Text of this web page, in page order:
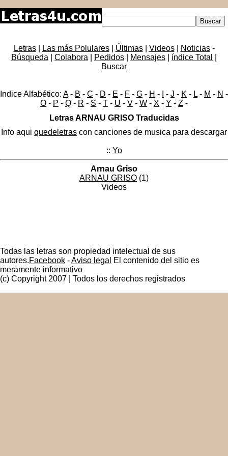
Letras| Las más Polulares| Últimas| Videos| Noticias-
Búsqueda
Colabora Pedidos Mensajes índice Total
Buscar
Indice Alfabético: A- B - C - D - E - F - G - H - - J - K - L - M - N -
O - P - Q - R - S - T - U - V - W - X - Y - Z -
Letras ARNAU GRISO Traducidas
Info aqui quedeletras con canciones de musica para descargar
:: Yo
Arnau Griso
ARNAU GRISO (1)
Videos
Todas las letras son propiedad intelectual de sus
autores.Facebook -Aviso legal El contenido del sitio es
meramente informativo
(c) Copyright 2007 | Todos los derechos registrados